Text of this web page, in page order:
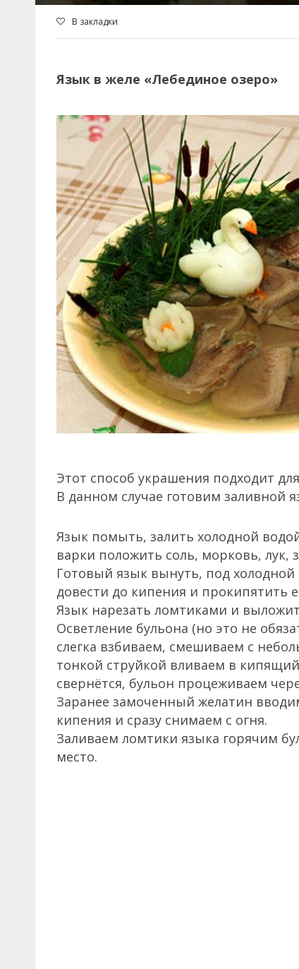
В закладки
Язык в желе «Лебединое озеро»
Этот способ украшения подходит
В данном случае готовим заливной
Язык помыть, залить холодной
варки положить соль, морковь, лук,
Готовый язык вынуть, под
довести до кипения и прокипятить
Язык нарезать ломтиками и
Осветление бульона (но это не
слегка взбиваем, смешиваем с
тонкой струйкой вливаем в
свернётся, бульон процеживаем
Заранее замоченный желатин
кипения и сразу снимаем с огня.
Заливаем ломтики языка горячим
место.